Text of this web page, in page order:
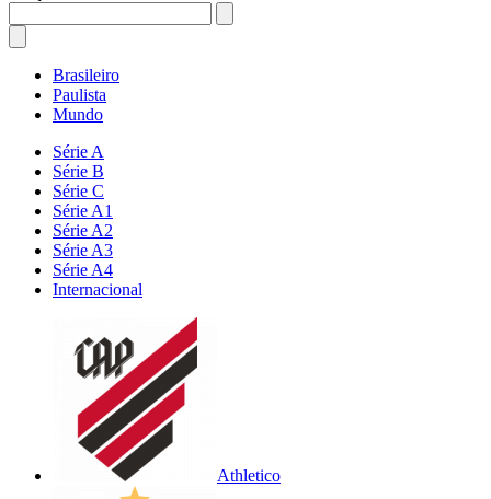
Brasileiro
Paulista
Mundo
Série A
Série B
Série C
Série A1
Série A2
Série A3
Série A4
Internacional
Athletico